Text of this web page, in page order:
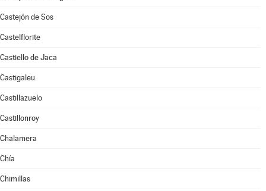
Castejón de Sos
Castelflorite
Castiello de Jaca
Castigaleu
Castillazuelo
Castillonroy
Chalamera
Chía
Chimillas